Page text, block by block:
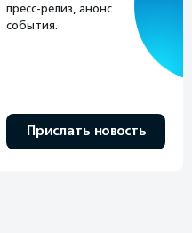
пресс-релиз, анонс
события.
Прислать новость